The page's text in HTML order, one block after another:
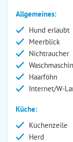
Allgemeines:
Hund erlaubt
Meerblick
Nichtraucher
Haarföhn
Internet/W-
Küche:
Küchenzeile
Herd